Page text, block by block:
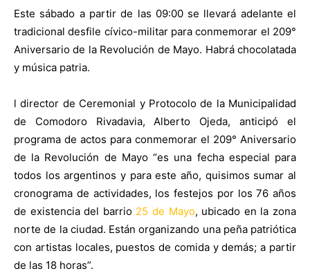
Este sábado a partir de las 09:00 se llevará adelante el
tradicional desfile cívico-militar para conmemorar el 209°
Aniversario de la Revolución de Mayo. Habrá chocolatada
y música patria.
l director de Ceremonial y Protocolo de la Municipalidad
de Comodoro Rivadavia, Alberto Ojeda, anticipó el
programa de actos para conmemorar el 209° Aniversario
de la Revolución de Mayo “es una fecha especial para
todos los argentinos y para este año, quisimos sumar al
cronograma de actividades, los festejos por los 76 años
de existencia del barrio 25 de Mayo, ubicado en la zona
norte de la ciudad. Están organizando una peña patriótica
con artistas locales, puestos de comida y demás; a partir
de las 18 horas”.